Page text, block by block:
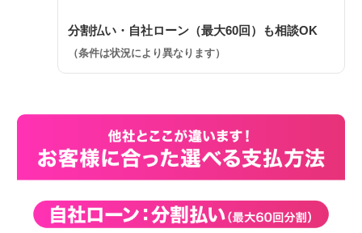
分割払い・自社ローン（最大60回）も相談OK
（条件は状況により異なります）